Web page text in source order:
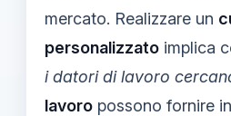
mercato. Realizzare un
personalizzato implica
i datori di lavoro
lavoro possono fornire